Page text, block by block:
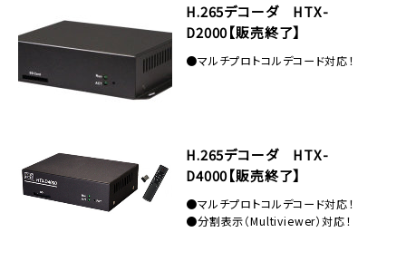
H.265デコーダ HTX-
D2000【販売終了】
●マルチプロトコルデコード対応！
H.265デコーダ HTX-
D4000【販売終了】
●マルチプロトコルデコード対応！
●分割表示（Multiviewer）対応！